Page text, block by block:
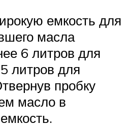
емкость для
масла
6 литров для
литров для
пробку
масло в